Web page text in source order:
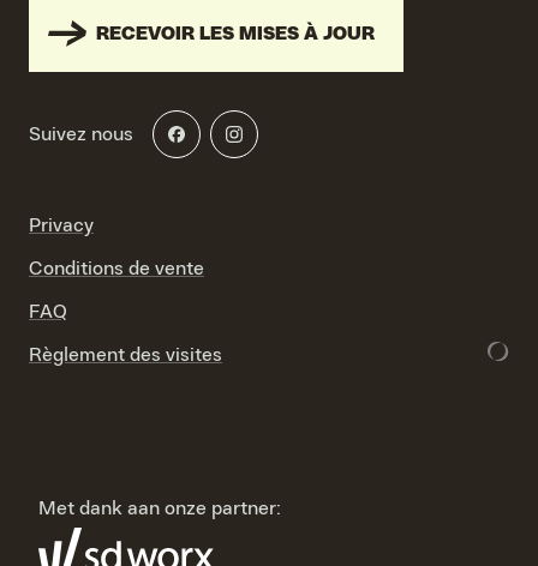
RECEVOIR LES MISES À JOUR
Suivez nous
Privacy
Conditions de vente
FAQ
Règlement des visites
Met dank aan onze partner: